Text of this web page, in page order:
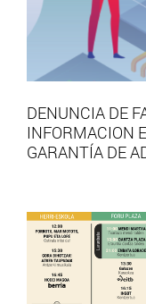
DENUNCIA DE
INFORMACION
GARANTÍA DE